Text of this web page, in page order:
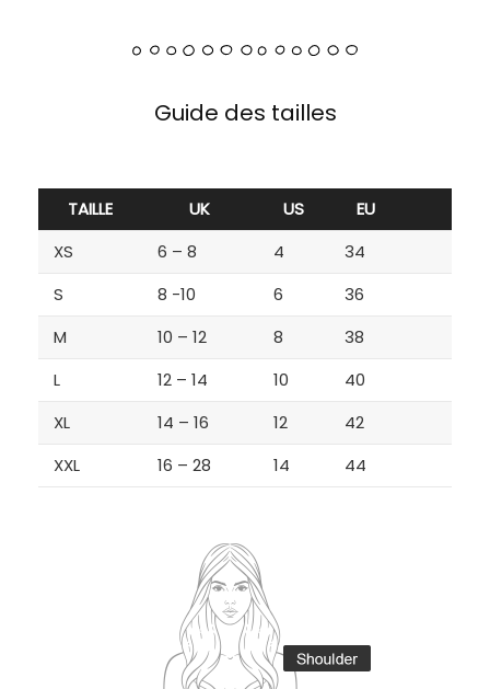
Guide des tailles
TAILLE UK US
EU
XS
6 – 8 4
34
S
8 -10 6
36
M
10 – 12 8
38
L
12 – 14 10
40
XL
14 – 16 12
42
XXL
16 – 28 14 44